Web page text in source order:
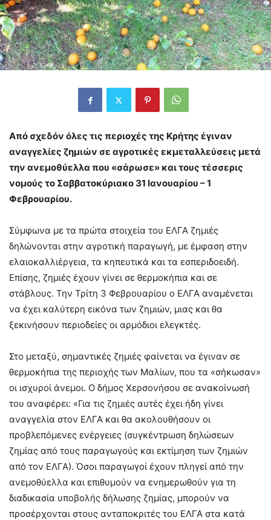
Από σχεδόν όλες τις περιοχές της Κρήτης έγιναν
αναγγελίες ζημιών σε αγροτικές εκμεταλλεύσεις μετά
την ανεμοθύελλα που «σάρωσε» και τους τέσσερις
νομούς το Σαββατοκύριακο 31 Ιανουαρίου – 1
Φεβρουαρίου.
Σύμφωνα με τα πρώτα στοιχεία του ΕΛΓΑ ζημιές
δηλώνονται στην αγροτική παραγωγή, με έμφαση στην
ελαιοκαλλιέργεια, τα κηπευτικά και τα εσπεριδοειδή.
Επίσης, ζημιές έχουν γίνει σε θερμοκήπια και σε
στάβλους. Την Τρίτη 3 Φεβρουαρίου ο ΕΛΓΑ αναμένεται
να έχει καλύτερη εικόνα των ζημιών, μιας και θα
ξεκινήσουν περιοδείες οι αρμόδιοι ελεγκτές.
Στο μεταξύ, σημαντικές ζημιές φαίνεται να έγιναν σε
θερμοκήπια της περιοχής των Μαλίων, που τα «σήκωσαν»
οι ισχυροί άνεμοι. Ο δήμος Χερσονήσου σε ανακοίνωσή
του αναφέρει: «Για τις ζημιές αυτές έχει ήδη γίνει
αναγγελία στον ΕΛΓΑ και θα ακολουθήσουν οι
προβλεπόμενες ενέργειες (συγκέντρωση δηλώσεων
ζημίας από τους παραγωγούς και εκτίμηση των ζημιών
από τον ΕΛΓΑ). Όσοι παραγωγοί έχουν πληγεί από την
ανεμοθύελλα και επιθυμούν να ενημερωθούν για τη
διαδικασία υποβολής δήλωσης ζημίας, μπορούν να
προσέρχονται στους ανταποκριτές του ΕΛΓΑ στα κατά